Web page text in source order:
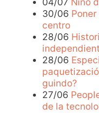
04/07 Niño
30/06
centro
28/06
28/06
guindo?
27/06
de la